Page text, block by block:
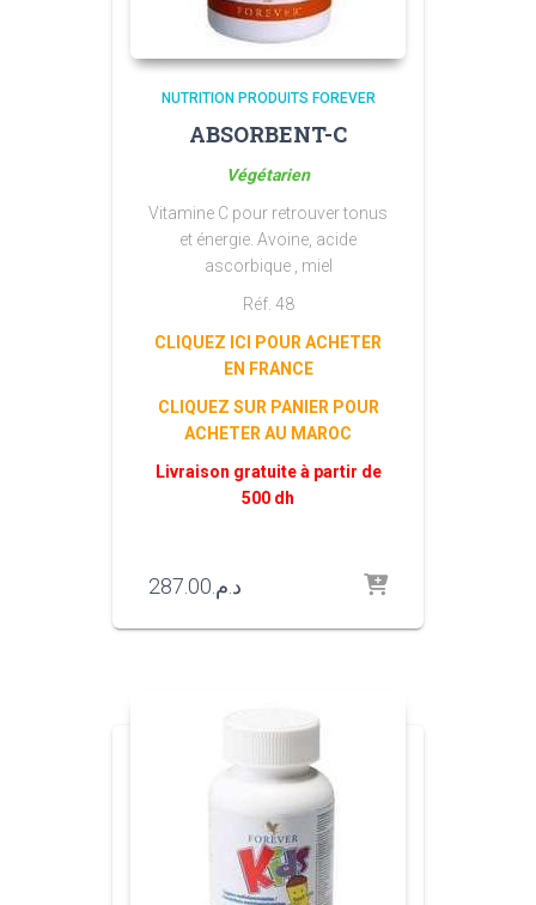
NUTRITION PRODUITS FOREVER
ABSORBENT-C
Végétarien
Vitamine C pour retrouver tonus
et énergie. Avoine, acide
ascorbique , miel
Réf. 48
CLIQUEZ ICI POUR ACHETER
EN FRANCE
CLIQUEZ SUR PANIER POUR
ACHETER AU MAROC
Livraison gratuite à partir de
500 dh
د.م. 287.00